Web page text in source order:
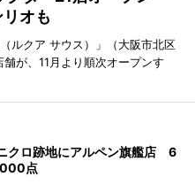
オも
ルクア サウス）」（大阪市北区
が、11月より順次オープンす
クロ跡地にアルペン旗艦店 6
点